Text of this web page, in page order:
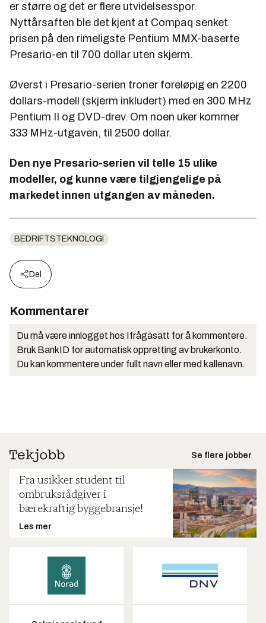
er større og det er flere utvidelsesspor.
Nyttårsaften ble det kjent at Compaq senket
prisen på den rimeligste Pentium MMX-baserte
Presario-en til 700 dollar uten skjerm.
Øverst i Presario-serien troner foreløpig en 2200
dollars-modell (skjerm inkludert) med en 300 MHz
Pentium II og DVD-drev. Om noen uker kommer
333 MHz-utgaven, til 2500 dollar.
Den nye Presario-serien vil telle 15 ulike
modeller, og kunne være tilgjengelige på
markedet innen utgangen av måneden.
BEDRIFTSTEKNOLOGI
Del
Kommentarer
Du må være innlogget hos Ifrågasätt for å kommentere.
Bruk BankID for automatisk oppretting av brukerkonto.
Du kan kommentere under fullt navn eller med kallenavn.
Se flere jobber
Fra usikker student til
ombruksrådgiver i
bærekraftig byggebransje!
Les mer